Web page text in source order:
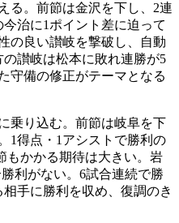
る。前節は金沢を下し、2連
治に1ポイント差に迫って
の良い讃岐を撃破し、自動
讃岐は松本に敗れ連勝が5
守備の修正がテーマとなる
乗り込む。前節は岐阜を下
1得点・1アシストで勝利の
もかかる期待は大きい。岩
利がない。6試合連続で勝
手に勝利を収め、復調のき